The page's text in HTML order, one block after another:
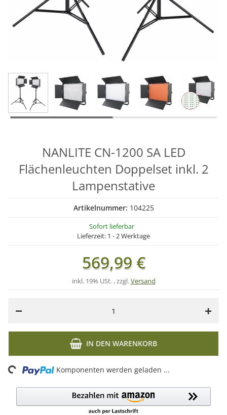
NANLITE CN-1200 SA LED
Flächenleuchten Doppelset inkl. 2
Lampenstative
Artikelnummer: 104225
Sofort lieferbar
Lieferzeit: 1 - 2 Werktage
569,99 €
inkl. 19% USt. , zzgl.Versand
IN DEN WARENKORB
Komponenten werden geladen ...